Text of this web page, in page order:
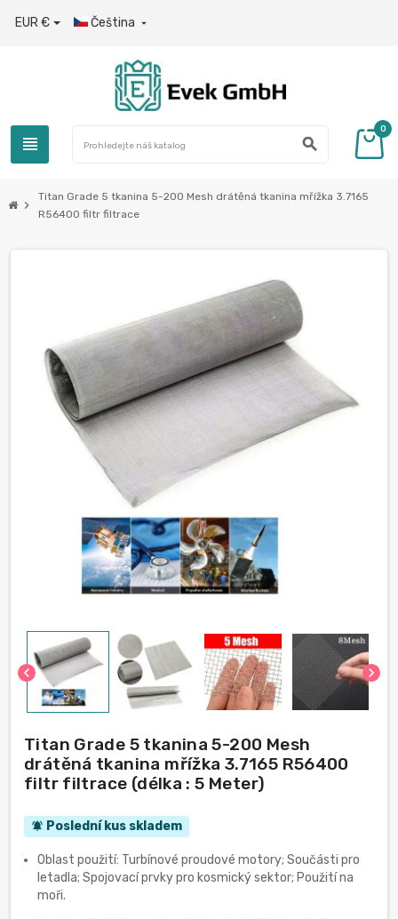
EUR € Čeština 
view_headline search
0
chevron_right
Titan Grade 5 tkanina 5-200 Mesh drátěná tkanina mřížka 3.7165
R56400 filtr filtrace
chevron_left chevron_right
Titan Grade 5 tkanina 5-200 Mesh
drátěná tkanina mřížka 3.7165 R56400
filtr filtrace (délka : 5 Meter)
notifications_active Poslední kus skladem
Oblast použití: Turbínové proudové motory; Součásti pro
letadla; Spojovací prvky pro kosmický sektor; Použití na
moři.